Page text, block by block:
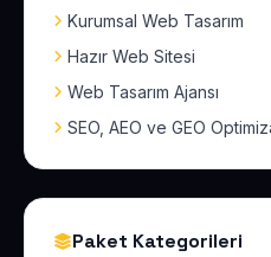
Kurumsal Web Tasarım
Hazır Web Sitesi
Web Tasarım Ajansı
SEO, AEO ve GEO
Paket Kategorileri